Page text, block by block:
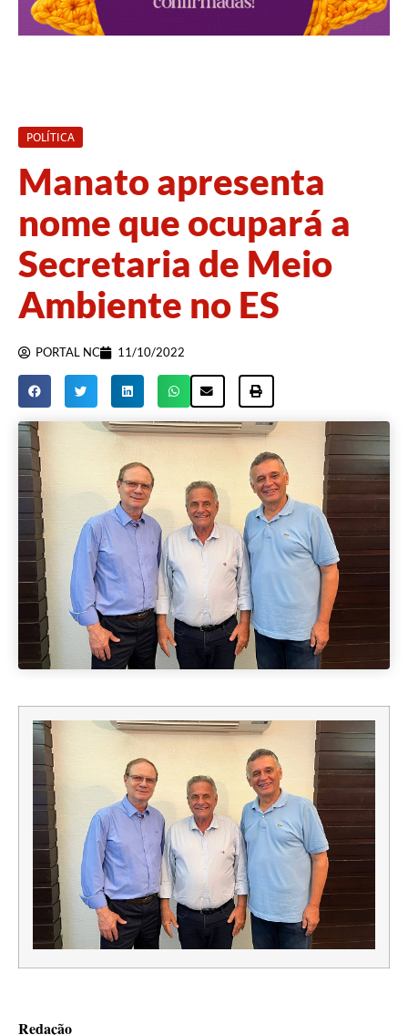
POLÍTICA
Manato apresenta
nome que ocupará a
Secretaria de Meio
Ambiente no ES
PORTAL NC 11/10/2022
Redação